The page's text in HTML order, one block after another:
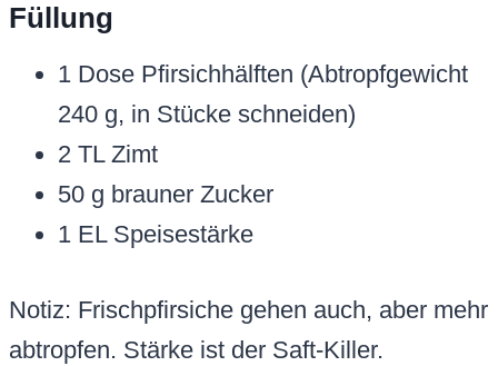
Füllung
1 Dose Pfirsichhälften (Abtropfgewicht
240 g, in Stücke schneiden)
2 TL Zimt
50 g brauner Zucker
1 EL Speisestärke
Notiz: Frischpfirsiche gehen auch, aber mehr
abtropfen. Stärke ist der Saft-Killer.